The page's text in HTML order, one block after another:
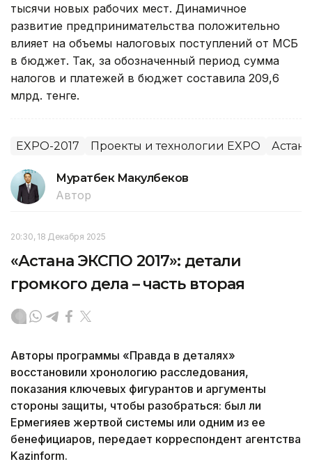
тысячи новых рабочих мест. Динамичное
развитие предпринимательства положительно
влияет на объемы налоговых поступлений от МСБ
в бюджет. Так, за обозначенный период сумма
налогов и платежей в бюджет составила 209,6
млрд. тенге.
EXPO-2017 Проекты и технологии EXPO Астана
Муратбек Макулбеков
Автор
20:30, 18 Декабря 2025
«Астана ЭКСПО 2017»: детали
громкого дела – часть вторая
Авторы программы «Правда в деталях»
восстановили хронологию расследования,
показания ключевых фигурантов и аргументы
стороны защиты, чтобы разобраться: был ли
Ермегияев жертвой системы или одним из ее
бенефициаров, передает корреспондент агентства
Kazinform.